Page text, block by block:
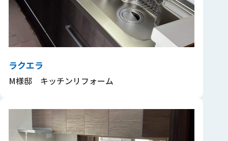
ラクエラ
M様邸 キッチンリフォーム